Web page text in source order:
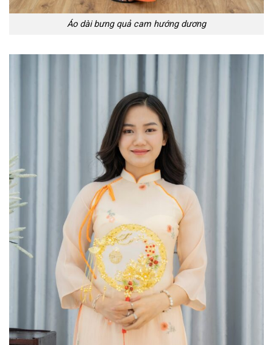
Áo dài bưng quả cam hướng dương